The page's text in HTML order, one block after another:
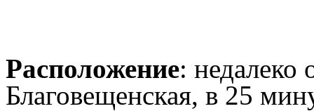
Расположение: недалеко
Благовещенская, в 25